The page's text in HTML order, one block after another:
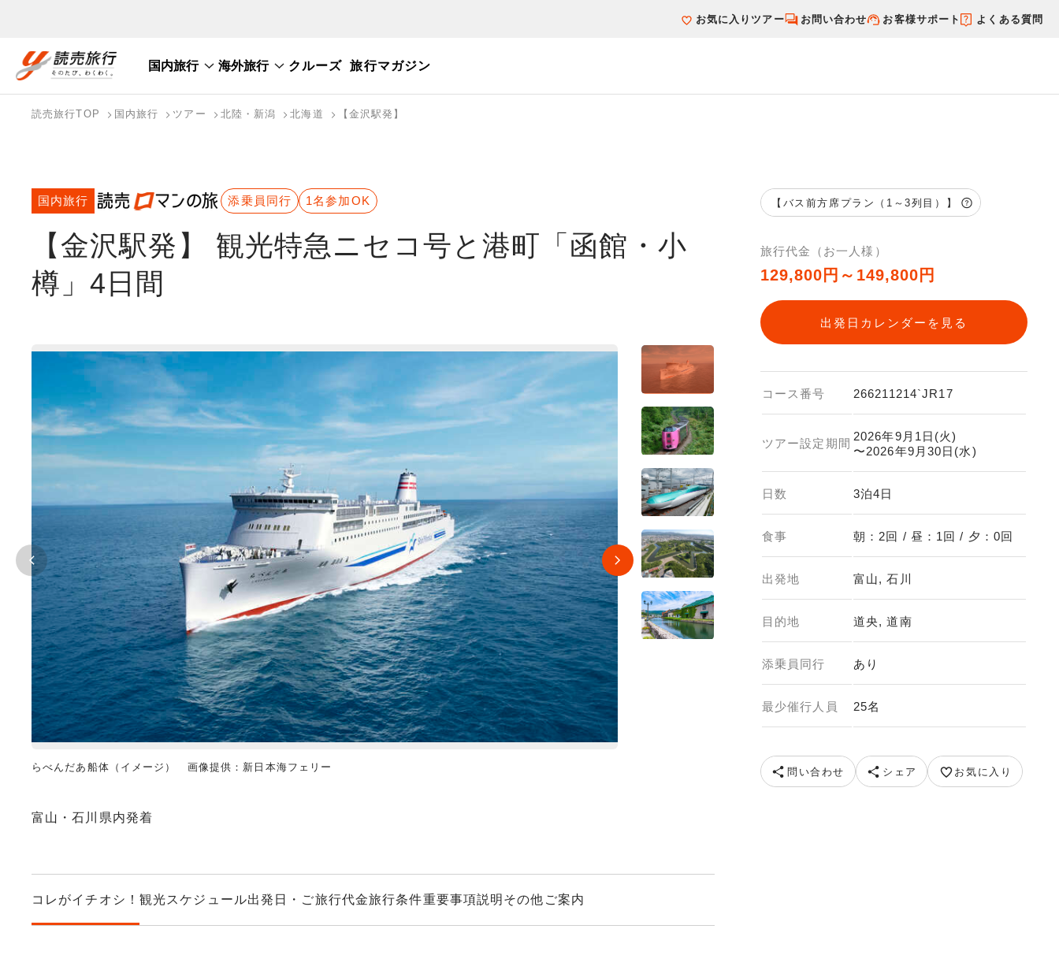
お気に入りツアー お問い合わせ お客様サポート よくある質問
国内旅行 海外旅行 クルーズ 旅行マガジン
国内旅行トップ
海外旅行トップ
読売旅行TOP 国内旅行 ツアー 北陸・新潟 北海道 【金沢駅発】
【金沢駅発】 観光特急ニセコ号と港町「函館・小
樽」4日間
国内旅行 添乗員同行 1名参加OK
らべんだあ船体（イメージ） 画像提供：新日本海フェリー 特急ニセコ号（イメージ） 画像提供：北海道旅客鉃道(株)東京
富山・石川県内発着
コレがイチオシ！ 観光スケジュール出発日・ご旅行代金旅行条件重要事項説明 その他ご案内
【バス前方席プラン（1～3列目）】
旅行代金（お一人様）
129,800円～149,800円
出発日カレンダーを見る
コース番号 266211214`JR17
ツアー設定期間
2026年9月1日(火)
〜2026年9月30日(水)
日数 3泊4日
食事 朝：2回 / 昼：1回 / 夕：0回
出発地 富山, 石川
目的地 道央, 道南
添乗員同行 あり
最少催行人員 25名
問い合わせ シェア お気に入り